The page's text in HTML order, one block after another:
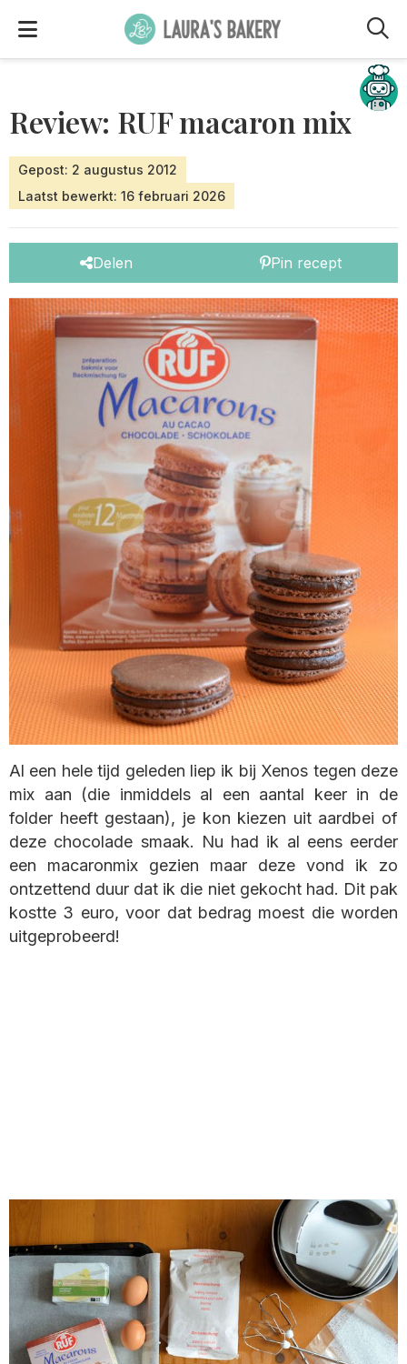
Review: RUF macaron mix
Gepost: 2 augustus 2012
Laatst bewerkt: 16 februari 2026
Delen Pin recept
Al een hele tijd geleden liep ik bij Xenos tegen deze
mix aan (die inmiddels al een aantal keer in de
folder heeft gestaan), je kon kiezen uit aardbei of
deze chocolade smaak. Nu had ik al eens eerder
een macaronmix gezien maar deze vond ik zo
ontzettend duur dat ik die niet gekocht had. Dit pak
kostte 3 euro, voor dat bedrag moest die worden
uitgeprobeerd!